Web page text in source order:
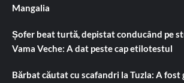
Mangalia
Șofer beat turtă, depistat conducând pe
Vama Veche: A dat peste cap etilotestul
Bărbat căutat cu scafandri la Tuzla: A fost